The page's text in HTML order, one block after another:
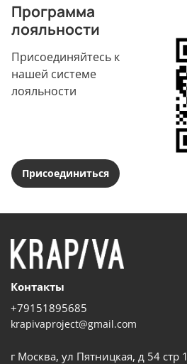
Программа
лояльности
Присоединяйтесь к
нашей системе
лояльности
Присоединиться
Контакты
+79151895685
krapivaproject@gmail.com
г Москва, ул Пятницкая, д 54 стр 1